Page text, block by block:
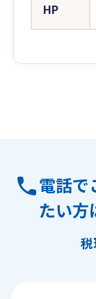
HP
電話で
たい方